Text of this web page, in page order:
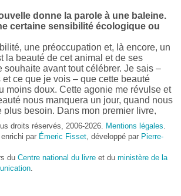
donne la parole à une baleine.
certaine sensibilité écologique ou
une préoccupation et, là encore, un
la beauté de cet animal et de ses
souhaite avant tout célébrer. Je sais –
ce que je vois – que cette beauté
moins doux. Cette agonie me révulse et
nous manquera un jour, quand nous
plus besoin. Dans mon premier livre,
mettre dans la peau d’une bête. Outre
littéraire, il me semble que cela peut
pour transmettre certains messages.
le format des nouvelles plutôt
(décidément!) en lire !
droits réservés, 2006-2026. Mentions légales
par Émeric Fisset , développé par Pierre-
du Centre national du livre et du ministère de la